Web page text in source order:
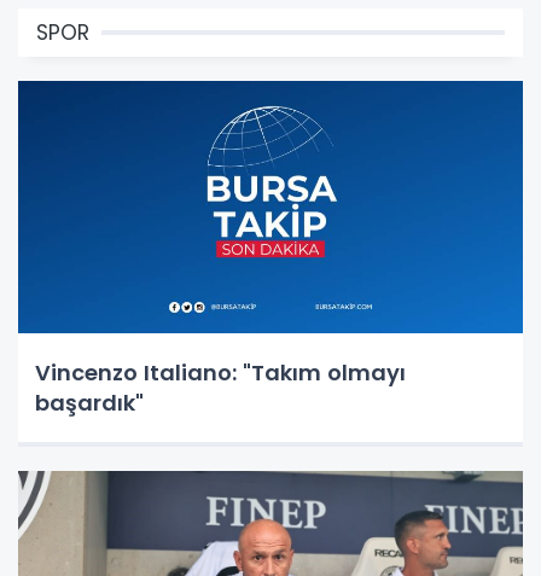
SPOR
Vincenzo Italiano: "Takım olmayı
başardık"